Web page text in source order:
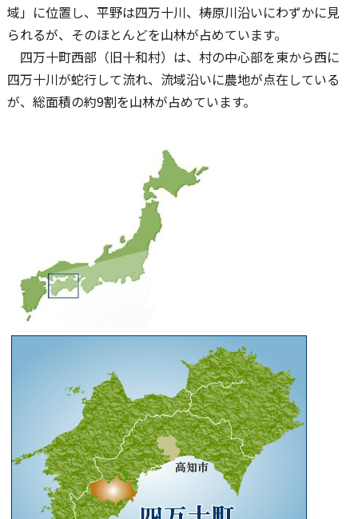
域」に位置し、平野は四万十川、梼原川沿いにわずかに見
られるが、そのほとんどを山林が占めています。
四万十町西部（旧十和村）は、村の中心部を東から西に
四万十川が蛇行して流れ、流域沿いに農地が点在している
が、総面積の約9割を山林が占めています。